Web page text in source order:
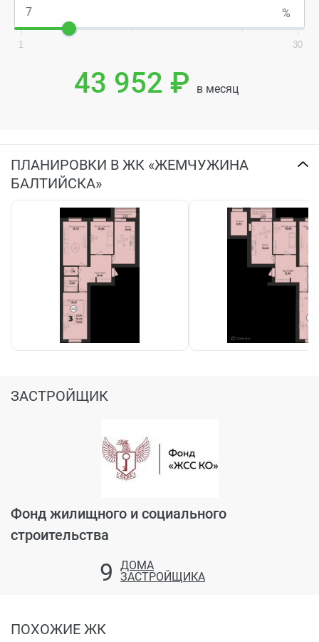
1 30
43 952 ₽ в месяц
ПЛАНИРОВКИ В ЖК «ЖЕМЧУЖИНА
БАЛТИЙСКА»
ЗАСТРОЙЩИК
Фонд жилищного и социального
строительства
9
ДОМА
ЗАСТРОЙЩИКА
ПОХОЖИЕ ЖК